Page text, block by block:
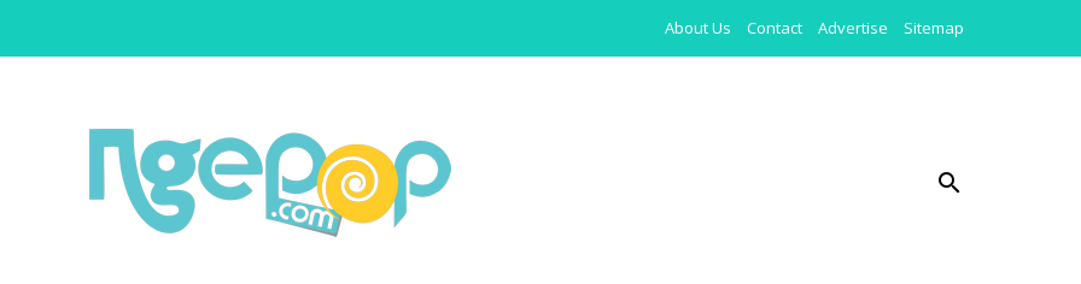
About Us Contact Advertise Sitemap